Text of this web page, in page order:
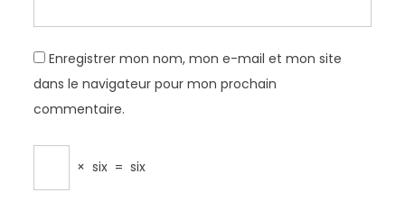
Enregistrer mon nom, mon e-mail et mon site
dans le navigateur pour mon prochain
commentaire.
× six = six